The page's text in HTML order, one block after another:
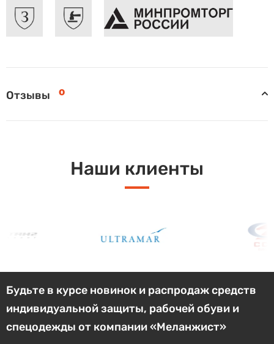
Отзывы 0
Наши клиенты
Будьте в курсе новинок и распродаж средств
индивидуальной защиты, рабочей обуви и
спецодежды от компании «Меланжист»